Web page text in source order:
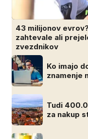
43 milijonov
zahtevale ali
zvezdnikov
Ko imajo
znamenje
Tudi
za nakup